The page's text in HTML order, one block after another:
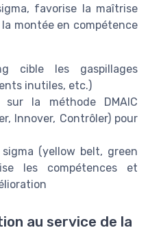
favorise la maîtrise
montée en compétence
cible les gaspillages
inutiles, etc.)
sur la méthode DMAIC
Innover, Contrôler) pour
(yellow belt, green
les compétences et
au service de la